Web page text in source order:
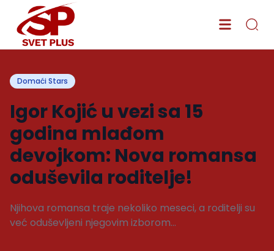
Domaći Stars
Igor Kojić u vezi sa 15
godina mlađom
devojkom: Nova romansa
oduševila roditelje!
Njihova romansa traje nekoliko meseci, a roditelji su
već oduševljeni njegovim izborom...